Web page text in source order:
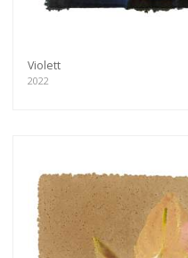
Violett
2022